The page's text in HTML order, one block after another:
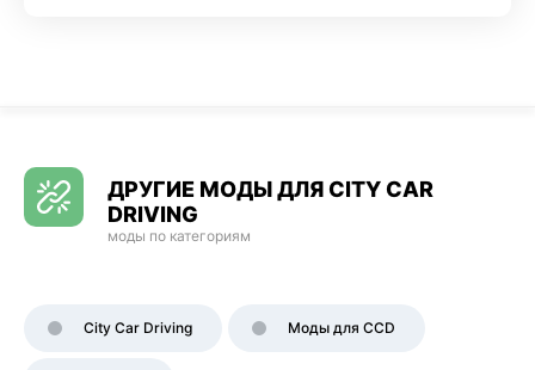
ДРУГИЕ МОДЫ ДЛЯ CITY CAR
DRIVING
моды по категориям
City Car Driving Моды для CCD